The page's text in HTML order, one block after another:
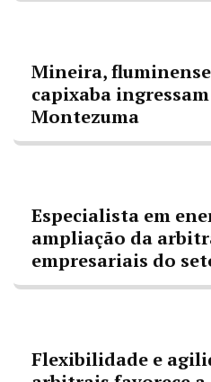
Mineira,
capixaba
Montezuma
Especialista em
ampliação da
empresariais do
Flexibilidade e